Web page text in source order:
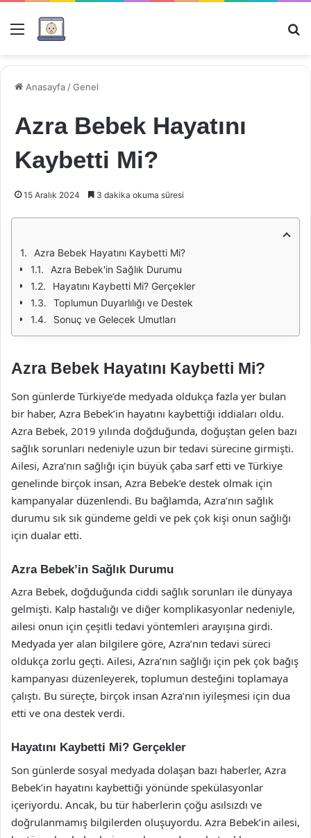
Menü
Anasayfa /Genel
Azra Bebek Hayatını
Kaybetti Mi?
15 Aralık 2024 3 dakika okuma süresi
Azra Bebek Hayatını Kaybetti Mi?
Azra Bebek'in Sağlık Durumu
Hayatını Kaybetti Mi? Gerçekler
Toplumun Duyarlılığı ve Destek
Sonuç ve Gelecek Umutları
Azra Bebek Hayatını Kaybetti Mi?
Son günlerde Türkiye’de medyada oldukça fazla yer bulan
bir haber, Azra Bebek’in hayatını kaybettiği iddiaları oldu.
Azra Bebek, 2019 yılında doğduğunda, doğuştan gelen bazı
sağlık sorunları nedeniyle uzun bir tedavi sürecine girmişti.
Ailesi, Azra’nın sağlığı için büyük çaba sarf etti ve Türkiye
genelinde birçok insan, Azra Bebek’e destek olmak için
kampanyalar düzenlendi. Bu bağlamda, Azra’nın sağlık
durumu sık sık gündeme geldi ve pek çok kişi onun sağlığı
için dualar etti.
Azra Bebek’in Sağlık Durumu
Azra Bebek, doğduğunda ciddi sağlık sorunları ile dünyaya
gelmişti. Kalp hastalığı ve diğer komplikasyonlar nedeniyle,
ailesi onun için çeşitli tedavi yöntemleri arayışına girdi.
Medyada yer alan bilgilere göre, Azra’nın tedavi süreci
oldukça zorlu geçti. Ailesi, Azra’nın sağlığı için pek çok bağış
kampanyası düzenleyerek, toplumun desteğini toplamaya
çalıştı. Bu süreçte, birçok insan Azra’nın iyileşmesi için dua
etti ve ona destek verdi.
Hayatını Kaybetti Mi? Gerçekler
Son günlerde sosyal medyada dolaşan bazı haberler, Azra
Bebek’in hayatını kaybettiği yönünde spekülasyonlar
içeriyordu. Ancak, bu tür haberlerin çoğu asılsızdı ve
doğrulanmamış bilgilerden oluşuyordu. Azra Bebek’in ailesi,